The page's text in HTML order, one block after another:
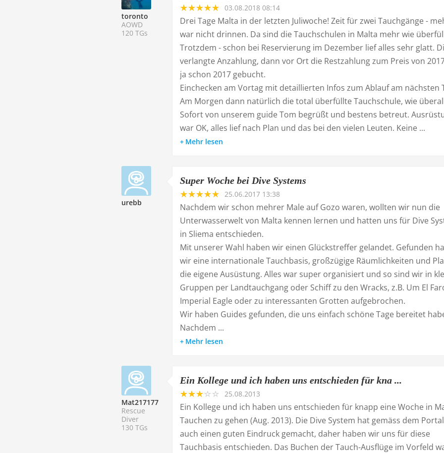
toronto
AOWD
120 TGs
03.08.2018 08:14
Drei Tage Malta in der letzten Juliwoche! Zeit für zwei Tauchgänge -
war nicht drinnen. Da sind die Tauchschulen in Malta mehr wie
Trotzdem - schon bei Reservierung im Dezember lief alles sehr glatt.
verlangte Anzahlung, dann vor Ort die Restzahlung zum Preis von
ja schon 2017 gebucht.
Einchecken am Vortag mit detaillierten Infos zum Ablauf am nächsten
Am Morgen dann natürlich die total überfüllte Tauchschule, wie
Sofort von unserem guide Tom begrüßt und bestens betreut.
war OK, alles lief nach Plan und das bei den vielen Leuten. Keine ...
Mehr lesen
urebb
Super Woche bei Dive Systems
25.06.2017 13:38
Nachdem wir schon mehrer Male auf Gozo waren, wollten wir nun die
Unterwasserwelt von Malta kennen lernen und hatten uns für Dive
in Sliema entschieden.
Mit unserer Wahl haben wir einen Glückstreffer gelandet. Gefunden
wir eine internationale Tauchbasis, großzügige Räumlichkeiten und
die eigene Ausüstung. Alles war super organisiert und so sind wir in
Gruppen per Landtauchgang oder Schiff zu den Wracks, z.B. Um El
Imperial Eagle oder zu interessanten Grotten aufgebrochen.
Wir haben Guides gefunden, die uns einfach schöne Tage bereitet
Nachdem ...
Mehr lesen
Mat217177
Rescue
Diver
130 TGs
Ein Kollege und ich haben uns entschieden für kna ...
25.08.2013
Ein Kollege und ich haben uns entschieden für knapp eine Woche in
Tauchen zu gehen (Aug. 2013). Die Dive System hat gemäss dem
auch einen guten Eindruck gemacht, daher haben wir uns für diese
Tauchbasis entschieden. Das Buchen der Tauch-Ausflüge im Vorfeld